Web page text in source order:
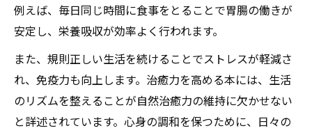
例えば、毎日同じ時間に食事をとることで胃腸の働きが
安定し、栄養吸収が効率よく行われます。
また、規則正しい生活を続けることでストレスが軽減さ
れ、免疫力も向上します。治癒力を高める本には、生活
のリズムを整えることが自然治癒力の維持に欠かせない
と詳述されています。心身の調和を保つために、日々の